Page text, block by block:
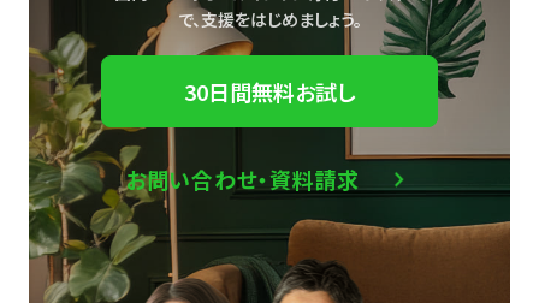
で、支援をはじめましょう。
30日間無料お試し
お問い合わせ・資料請求